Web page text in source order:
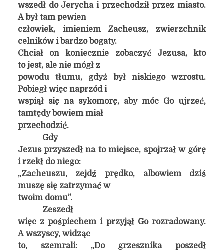
wszedł do Jerycha i przechodził przez miasto.
A był tam pewien
człowiek, imieniem Zacheusz, zwierzchnik
celników i bardzo bogaty.
Chciał on koniecznie zobaczyć Jezusa, kto
to jest, ale nie mógł z
powodu tłumu, gdyż był niskiego wzrostu.
Pobiegł więc naprzód i
wspiął się na sykomorę, aby móc Go ujrzeć,
tamtędy bowiem miał
przechodzić.
Gdy
Jezus przyszedł na to miejsce, spojrzał w górę
i rzekł do niego:
„Zacheuszu, zejdź prędko, albowiem dziś
muszę się zatrzymać w
twoim domu”.
Zeszedł
więc z pośpiechem i przyjął Go rozradowany.
A wszyscy, widząc
to, szemrali: „Do grzesznika poszedł